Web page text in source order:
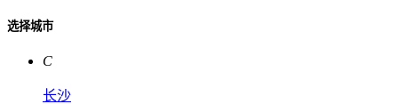
选择城市
C
长沙